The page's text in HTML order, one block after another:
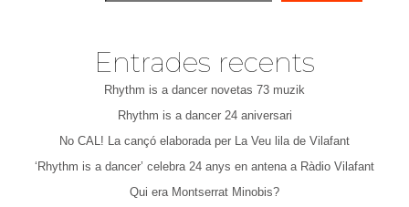
Entrades recents
Rhythm is a dancer novetas 73 muzik
Rhythm is a dancer 24 aniversari
No CAL! La cançó elaborada per La Veu lila de Vilafant
‘Rhythm is a dancer’ celebra 24 anys en antena a Ràdio Vilafant
Qui era Montserrat Minobis?